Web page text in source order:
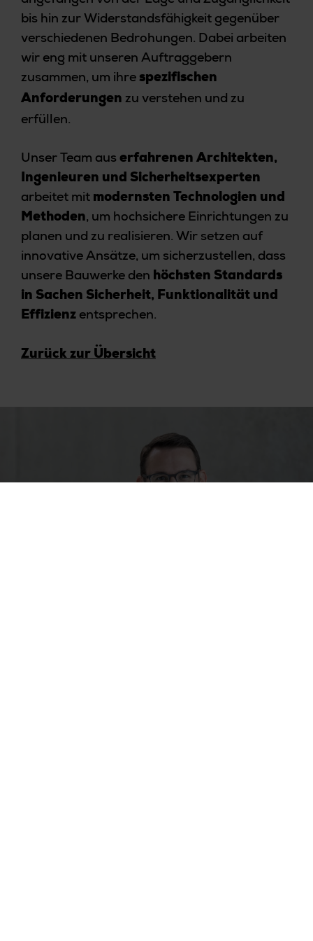
bis hin zur Widerstandsfähigkeit gegenüber
verschiedenen Bedrohungen. Dabei arbeiten
wir eng mit unseren Auftraggebern
zusammen, um ihre spezifischen
Anforderungen zu verstehen und zu
erfüllen.
Unser Team aus erfahrenen Architekten,
Ingenieuren und Sicherheitsexperten
arbeitet mit modernsten Technologien und
Methoden, um hochsichere Einrichtungen zu
planen und zu realisieren. Wir setzen auf
innovative Ansätze, um sicherzustellen, dass
unsere Bauwerke den höchsten Standards
in Sachen Sicherheit, Funktionalität und
Effizienz entsprechen.
Zurück zur Übersicht